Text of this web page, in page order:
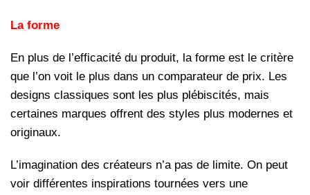
La forme
En plus de l’efficacité du produit, la forme est le critère
que l’on voit le plus dans un comparateur de prix. Les
designs classiques sont les plus plébiscités, mais
certaines marques offrent des styles plus modernes et
originaux.
L’imagination des créateurs n’a pas de limite. On peut
voir différentes inspirations tournées vers une